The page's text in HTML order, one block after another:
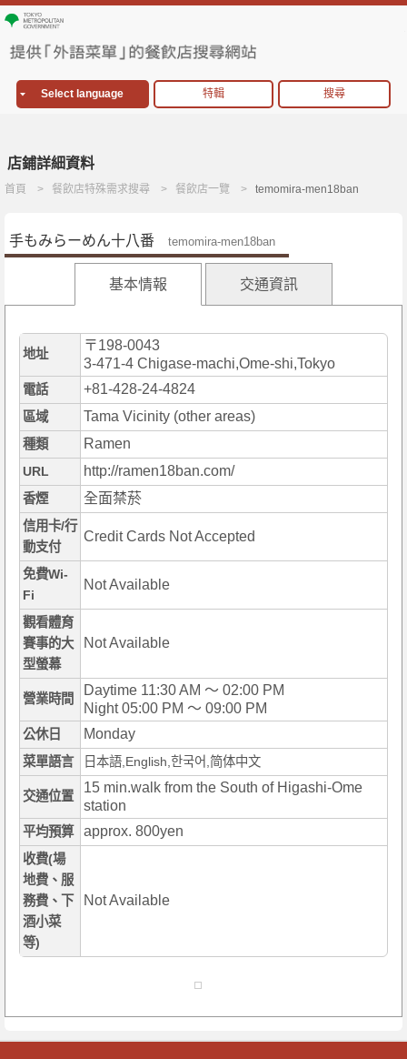
Select language 特輯 搜尋
店鋪詳細資料
首頁 餐飲店特殊需求搜尋 餐飲店一覽 temomira-men18ban
手もみらーめん十八番 temomira-men18ban
基本情報 交通資訊
地址
〒198-0043
3-471-4 Chigase-machi,Ome-shi,Tokyo
電話 +81-428-24-4824
區域 Tama Vicinity (other areas)
種類 Ramen
URL http://ramen18ban.com/
香煙 全面禁菸
信用卡/行
動支付
Credit Cards Not Accepted
免費Wi-
Fi
Not Available
觀看體育
賽事的大
型螢幕
Not Available
營業時間
Daytime 11:30 AM ～ 02:00 PM
Night 05:00 PM ～ 09:00 PM
公休日 Monday
菜單語言 日本語,English,한국어,简体中文
交通位置
15 min.walk from the South of Higashi-Ome
station
平均預算 approx. 800yen
收費(場
地費、服
務費、下
酒小菜
等)
Not Available